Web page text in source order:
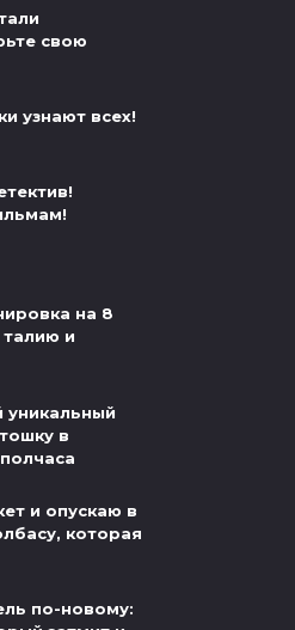
свою
узнают всех!
на 8
талию и
уникальный
в
и опускаю в
которая
по-новому: